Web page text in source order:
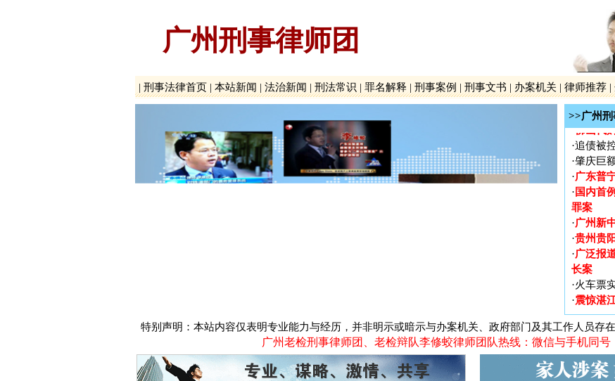
广州刑事律师团
| 刑事法律首页 | 本站新闻 | 法治新闻 | 刑法常识 | 罪名解释 | 刑事案例 | 刑事文书 | 办案机关 | 律师推荐 |
>>广州
火车票
震惊湛
·影响广
·2012年
一被告
网易网
佛山代
追债被
肇庆巨
广东普
国内首
罪案
广州新
贵州贵
广泛报
长案
火车票
震惊湛
· 2012年
一被告人
·网易网
·佛山代
特别声明：本站内容仅表明专业能力与经历，并非明示或暗示与办案机关、政府部门及其工作人员存
广州老检刑事律师团、老检辩队李修蛟律师团队热线：微信与手机同号